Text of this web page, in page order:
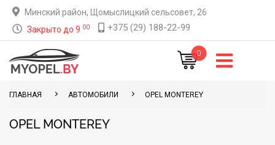
Минский район, Щомыслицкий сельсовет, 26
Закрыто до 9 00 +375 (29) 188-22-99
0
ГЛАВНАЯ АВТОМОБИЛИ OPEL MONTEREY
OPEL MONTEREY